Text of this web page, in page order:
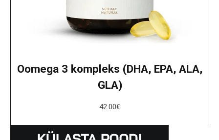
Oomega 3 kompleks (DHA, EPA, ALA,
GLA)
42.00€